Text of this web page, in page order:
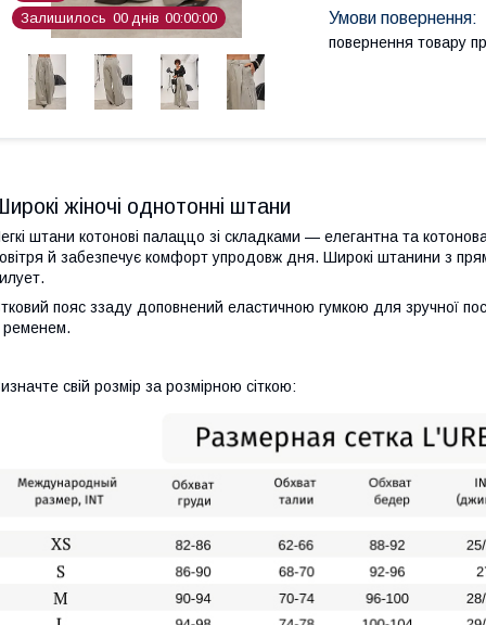
Залишилось 00 днів 00 00 00
повернення товару
жіночі однотонні штани
штани котонові палаццо зі складками — елегантна та
й забезпечує комфорт упродовж дня. Широкі штанини з
пояс ззаду доповнений еластичною гумкою для зручної
ременем.
свій розмір за розмірною сіткою: